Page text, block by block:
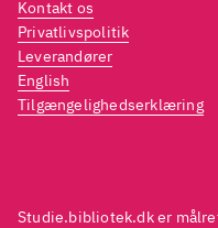
vis de
fantasifulde og
historier om
børn, der
forsider vækker
Studie.bibliotek.dk er
Kontakt os
Privatlivspolitik
Leverandører
English
Tilgængelighedserklæring